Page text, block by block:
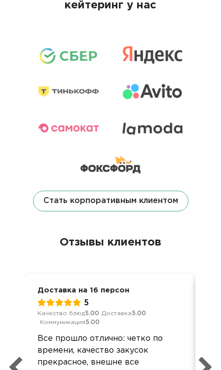
кейтеринг у нас
Стать корпоративным клиентом
Отзывы клиентов
Доставка на 16 персон
5
Качество блюд5.00 Доставка5.00
Коммуникация5.00
Все прошло отлично: четко по
времени, качество закусок
прекрасное, внешне все